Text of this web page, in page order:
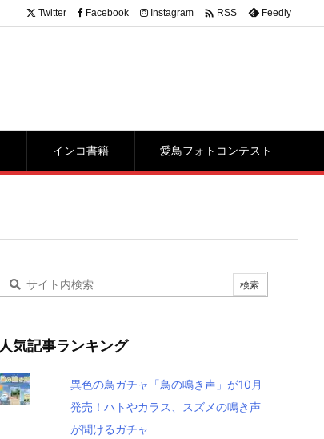
インコ書籍 愛鳥フォトコンテスト
Twitter Facebook Instagram  RSS Feedly
人気記事ランキング
異色の鳥ガチャ「鳥の鳴き声」が10月
発売！ハトやカラス、スズメの鳴き声
が聞けるガチャ